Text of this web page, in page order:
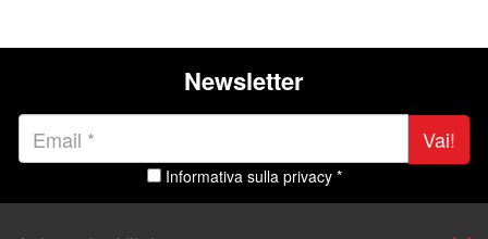
Newsletter
Vai!
Informativa sulla privacy *